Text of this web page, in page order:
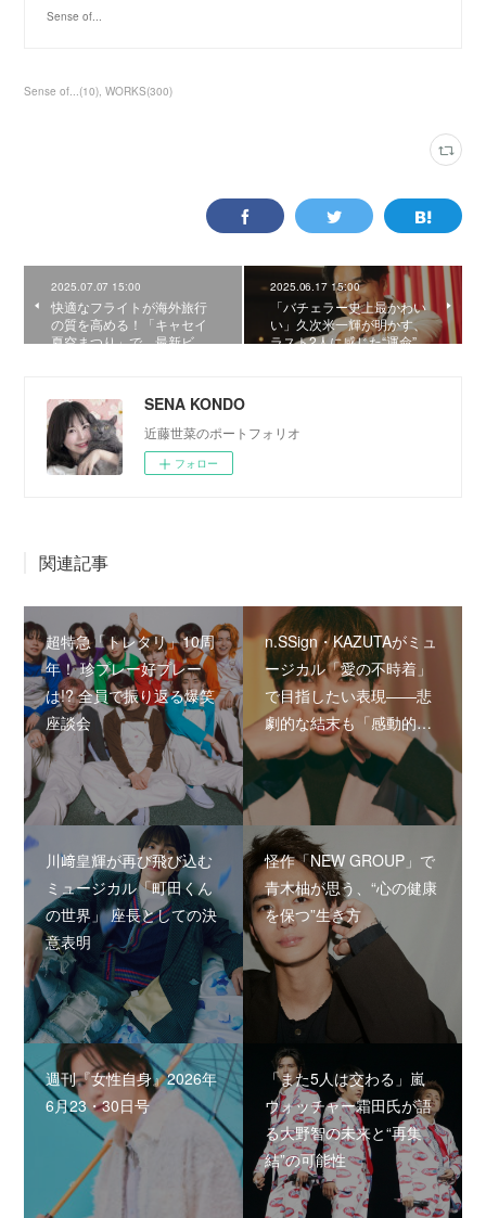
Sense of...
Sense of...(10) WORKS(300)
2025.07.07 15:00
快適なフライトが海外旅行
の質を高める！「キャセイ
夏空まつり」で、最新ビ…
2025.06.17 15:00
「バチェラー史上最かわい
い」久次米一輝が明かす、
ラスト2人に感じた“運命”…
SENA KONDO
近藤世菜のポートフォリオ
フォロー
関連記事
超特急「トレタリ」10周
年！ 珍プレー好プレー
は!? 全員で振り返る爆笑
座談会
n.SSign・KAZUTAがミュ
ージカル「愛の不時着」
で目指したい表現――悲
劇的な結末も「感動的…
川﨑皇輝が再び飛び込む
ミュージカル「町田くん
の世界」 座長としての決
意表明
怪作「NEW GROUP」で
青木柚が思う、“心の健康
を保つ”生き方
週刊『女性自身』2026年
6月23・30日号
「また5人は交わる」嵐
ウォッチャー霜田氏が語
る大野智の未来と“再集
結”の可能性